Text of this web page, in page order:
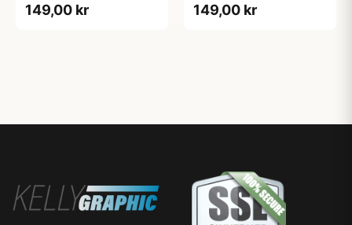
149,00 kr 149,00 kr